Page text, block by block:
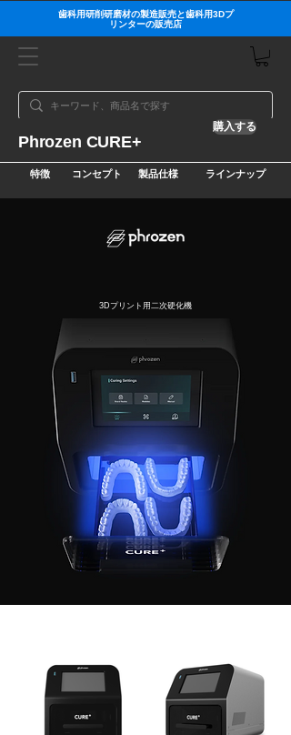
歯科用研削研磨材の製造販売と歯科用3Dプ
リンターの販売店
Phrozen CURE+
購入する
特徴 コンセプト 製品仕様 ラインナップ
3Dプリント用二次硬化機